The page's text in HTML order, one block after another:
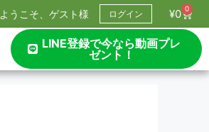
ようこそ、ゲスト様 ログイン ¥0 0
LINE登録で今なら動画プレ
ゼント！